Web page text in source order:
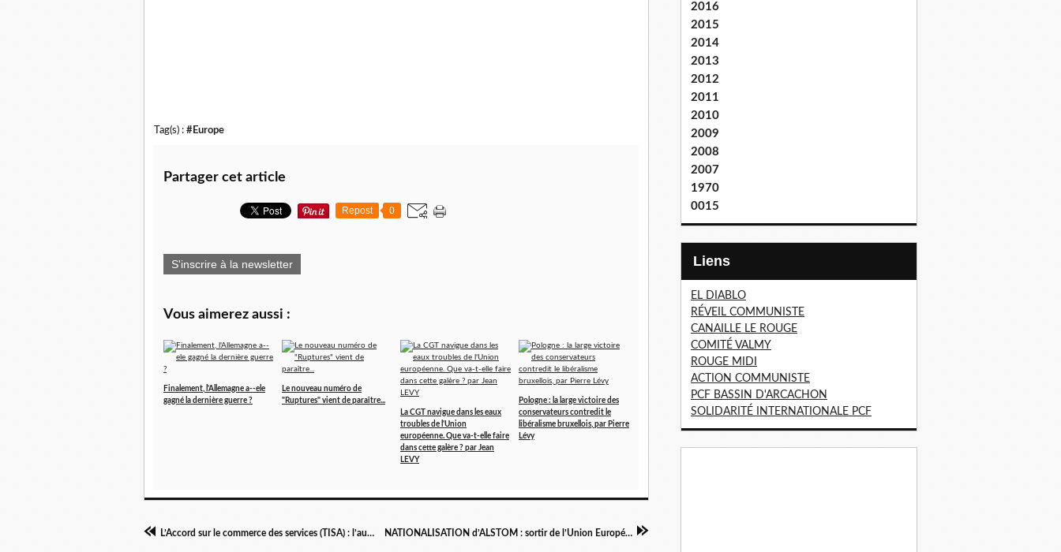
Tag(s) : #Europe
Partager cet article
Repost 0
S'inscrire à la newsletter
Vous aimerez aussi :
Finalement, l'Allemagne a--ele
gagné la dernière guerre ?
Le nouveau numéro de
"Ruptures" vient de paraître...
La CGT navigue dans les eaux
troubles de l'Union
européenne. Que va-t-elle faire
dans cette galère ? par Jean
LEVY
Pologne : la large victoire des
conservateurs contredit le
libéralisme bruxellois, par Pierre
Lévy
L’Accord sur le commerce des services (TISA) : l’autre traité que l’Union européenne négocie avec les Etats-Unis NATIONALISATION d’ALSTOM : sortir de l’Union Européenne pour créer un pôle public de l’industrie et réindustrialiser le pays
2016
2015
2014
2013
2012
2011
2010
2009
2008
2007
1970
0015
Liens
EL DIABLO
RÉVEIL COMMUNISTE
CANAILLE LE ROUGE
COMITÉ VALMY
ROUGE MIDI
ACTION COMMUNISTE
PCF BASSIN D'ARCACHON
SOLIDARITÉ INTERNATIONALE PCF